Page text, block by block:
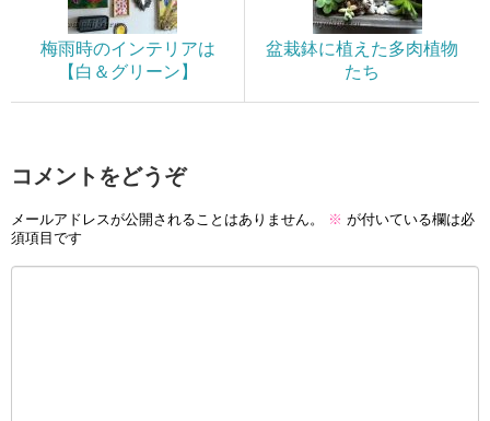
梅雨時のインテリアは
【白＆グリーン】
盆栽鉢に植えた多肉植物
たち
コメントをどうぞ
メールアドレスが公開されることはありません。 ※ が付いている欄は必
須項目です